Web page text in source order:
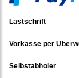
Lastschrift
Vorkasse per
Selbstabholer